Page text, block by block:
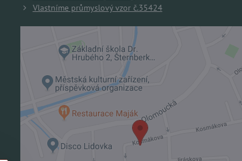
Vlastníme průmyslový vzor č.35424
Externí obsah je blokován Volbami soukromí
Přejete si načíst externí obsah?
Povolit jednou